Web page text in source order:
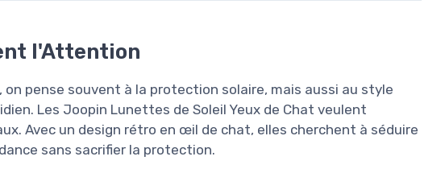
l'Attention
pense souvent à la protection solaire, mais aussi au style
Les Joopin Lunettes de Soleil Yeux de Chat veulent
Avec un design rétro en œil de chat, elles cherchent à séduire
sans sacrifier la protection.